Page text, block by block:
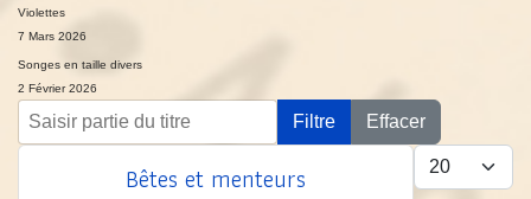
Violettes
7 Mars 2026
Songes en taille divers
2 Février 2026
Filtre Effacer
Afficher #
Bêtes et menteurs